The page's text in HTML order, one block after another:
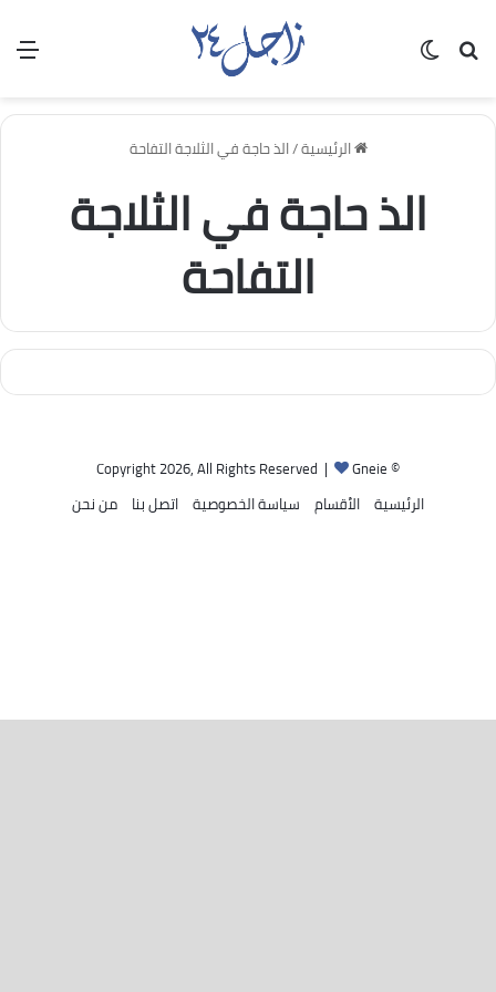
بحث عن
الرئيسية/الذ حاجة في الثلاجة التفاحة
الذ حاجة في الثلاجة
التفاحة
© Copyright 2026, All Rights Reserved |
Gneie
الرئيسية الأقسام سياسة الخصوصية اتصل بنا من نحن